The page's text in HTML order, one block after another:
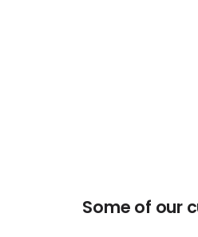
Some of our